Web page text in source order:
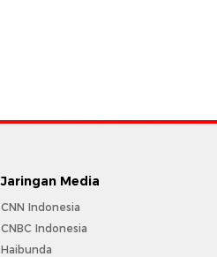
Jaringan Media
CNN Indonesia
CNBC Indonesia
Haibunda